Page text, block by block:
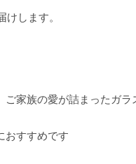
します。
家族の愛が詰まったガラ
おすすめです